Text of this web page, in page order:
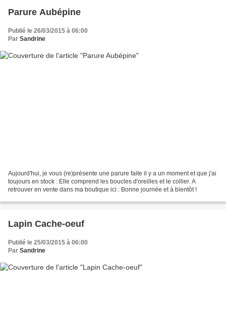
Parure Aubépine
Publié le 26/03/2015 à 06:00
Par Sandrine
Aujourd'hui, je vous (re)présente une parure faite il y a un moment et que j'ai
toujours en stock : Elle comprend les boucles d'oreilles et le collier. A
retrouver en vente dans ma boutique ici : Bonne journée et à bientôt !
Lapin Cache-oeuf
Publié le 25/03/2015 à 06:00
Par Sandrine